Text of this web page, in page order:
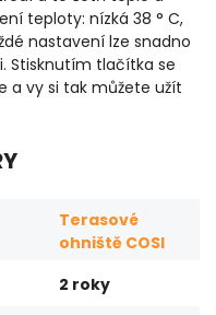
teploty: nízká 38 ° C,
nastavení lze snadno
Stisknutím tlačítka se
a vy si tak můžete užít
Terasové
ohniště COSI
2 roky